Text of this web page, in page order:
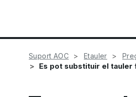
Suport AOC Etauler
Es pot substituir el tauler